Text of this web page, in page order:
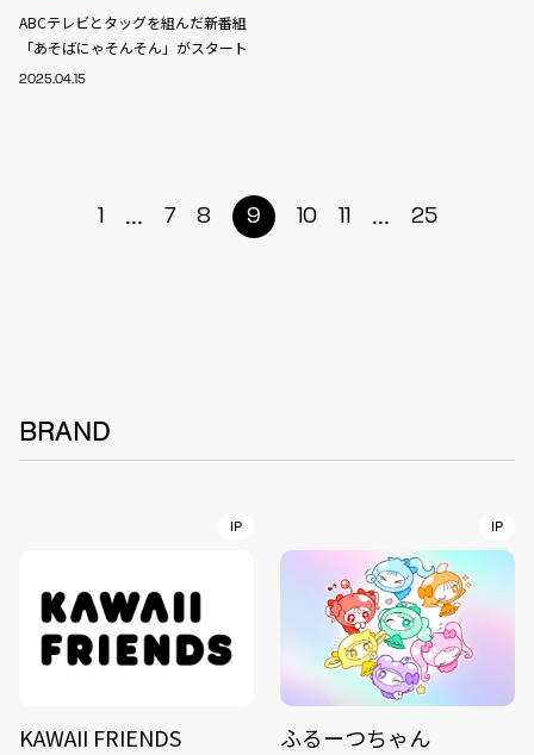
ABCテレビとタッグを組んだ新番組
「あそばにゃそんそん」がスタート
2025.04.15
1 ... 7 8 9 10 11 ... 25
BRAND
IP
KAWAII FRIENDS
IP
ふるーつちゃん